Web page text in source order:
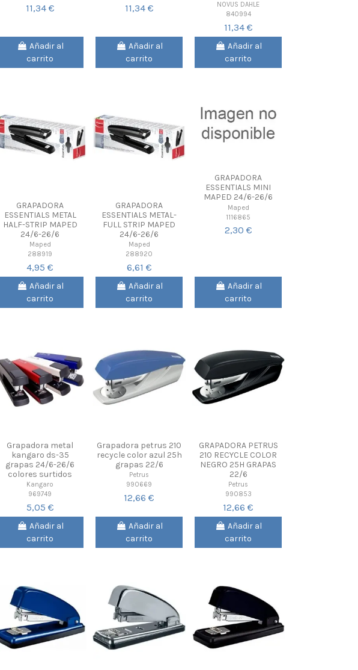
11,34 €
Añadir al
carrito
11,34 €
Añadir al
carrito
NOVUS DAHLE
840994
11,34 €
Añadir al
carrito
GRAPADORA
ESSENTIALS METAL
HALF-STRIP MAPED
24/6-26/6
Maped
288919
4,95 €
Añadir al
carrito
GRAPADORA
ESSENTIALS METAL-
FULL STRIP MAPED
24/6-26/6
Maped
288920
6,61 €
Añadir al
carrito
GRAPADORA
ESSENTIALS MINI
MAPED 24/6-26/6
Maped
1116865
2,30 €
Añadir al
carrito
Grapadora metal
kangaro ds-35
grapas 24/6-26/6
colores surtidos
Kangaro
969749
5,05 €
Añadir al
carrito
Grapadora petrus 210
recycle color azul 25h
grapas 22/6
Petrus
990669
12,66 €
Añadir al
carrito
GRAPADORA PETRUS
210 RECYCLE COLOR
NEGRO 25H GRAPAS
22/6
Petrus
990853
12,66 €
Añadir al
carrito